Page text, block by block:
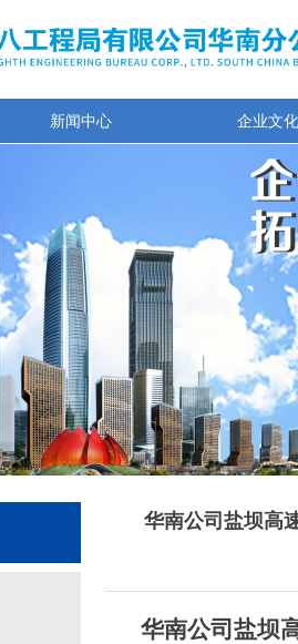
新闻中心 企业文化
华南公司盐坝高
华南公司 盐坝